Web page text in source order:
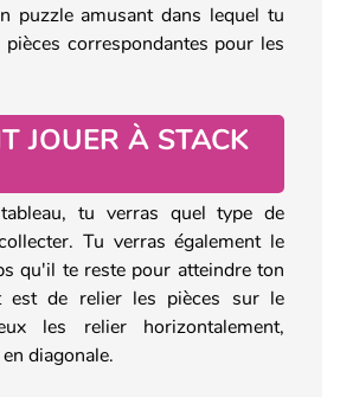
puzzle amusant dans lequel tu
correspondantes pour les
JOUER À STACK
tu verras quel type de
Tu verras également le
qu'il te reste pour atteindre ton
est de relier les pièces sur le
les relier horizontalement,
diagonale.